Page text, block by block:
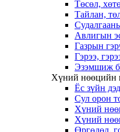
Төсөл,
Тайлан,
Авлигын
Газрын
Гэрээ,
Эзэмшиж
Хүний нөөцийн
Ёс зүйн
Сул орон
Хүний
Хүний
Өргөдөл,